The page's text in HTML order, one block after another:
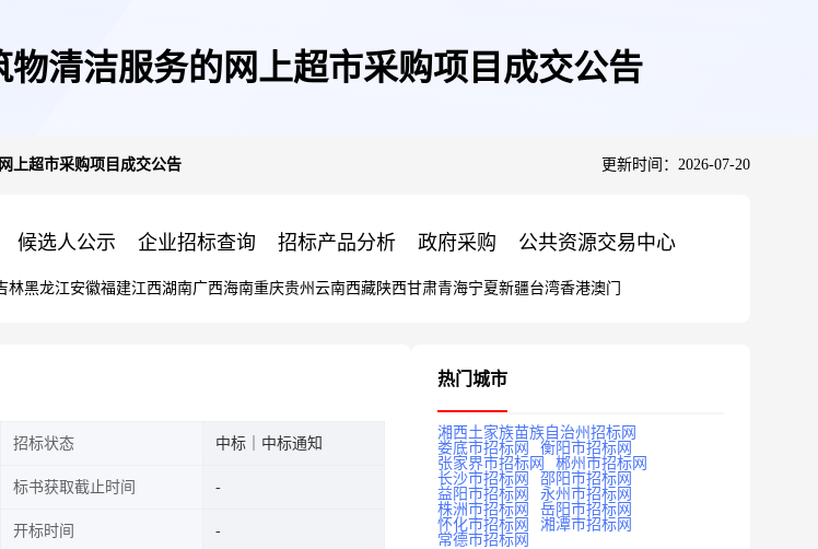
清洁服务的网上超市采购项目成交公告
上超市采购项目成交公告 更新时间：2026-07-20
候选人公示 企业招标查询 招标产品分析 政府采购 公共资源交易中心
林黑龙江安徽福建江西湖南广西海南重庆贵州 云南西藏陕西甘肃青海宁夏新疆台湾香港澳门
招标状态 中标｜中标通知
标书获取截止时间
开标时间
热门城市
湘西土家族苗族自治州招标网
娄底市招标网
衡阳市招标网
张家界市招标网
郴州市招标网
长沙市招标网
邵阳市招标网
益阳市招标网
永州市招标网
株洲市招标网
岳阳市招标网
怀化市招标网
湘潭市招标网
常德市招标网